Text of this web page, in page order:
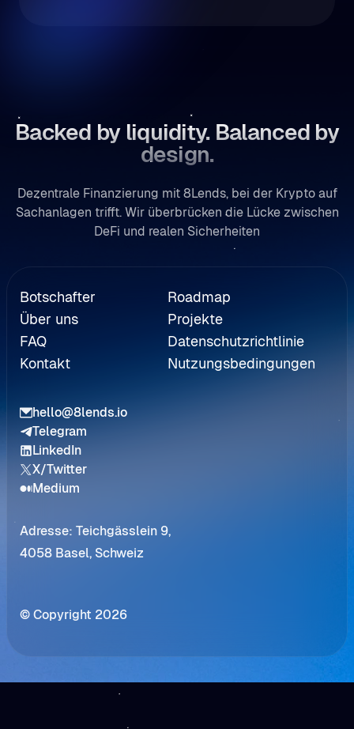
Backed by liquidity. Balanced by
design.
Dezentrale Finanzierung mit 8Lends, bei der Krypto auf
Sachanlagen trifft. Wir überbrücken die Lücke zwischen
DeFi und realen Sicherheiten
Botschafter
Über uns
FAQ
Kontakt
Roadmap
Projekte
Datenschutzrichtlinie
Nutzungsbedingungen
hello@8lends.io
Telegram
LinkedIn
X/Twitter
Medium
Adresse: Teichgässlein 9,
4058 Basel, Schweiz
© Copyright 2026